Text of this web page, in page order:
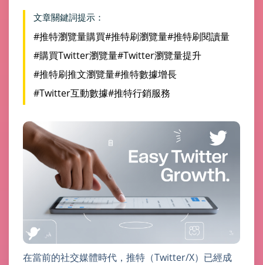
文章關鍵詞提示：
#推特瀏覽量購買#推特刷瀏覽量#推特刷閱讀量
#購買Twitter瀏覽量#Twitter瀏覽量提升
#推特刷推文瀏覽量#推特數據增長
#Twitter互動數據#推特行銷服務
在當前的社交媒體時代，推特（Twitter/X）已經成